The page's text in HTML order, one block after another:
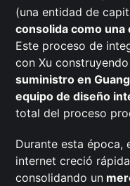
(una entidad de
consolida como
Este proceso de
con Xu construyendo
suministro en
equipo de diseño
total del proceso
Durante esta época,
internet creció
consolidando un